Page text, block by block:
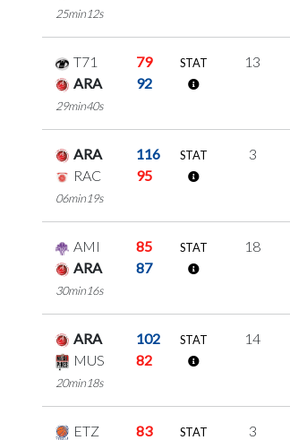
25min12s
T71
79
ARA
92
29min40s
STAT 13
ARA
116
RAC
95
06min19s
STAT 3
AMI
85
ARA
87
30min16s
STAT 18
ARA
102
MUS
82
20min18s
STAT 14
ETZ
83
STAT 3